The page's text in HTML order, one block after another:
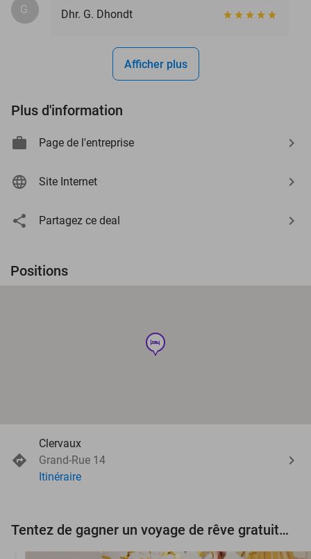
G. Dhr. G. Dhondt
Afficher plus
Plus d'information
Page de l'entreprise
Site Internet
Partagez ce deal
Positions
hotel
Clervaux
Grand-Rue 14
Itinéraire
Tentez de gagner un voyage de rêve gratuit d'une valeur de 3.000 € !